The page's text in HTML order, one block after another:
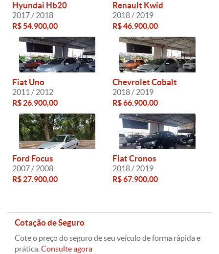
Hyundai Hb20
2017 / 2018
R$ 54.900,00
Renault Kwid
2018 / 2019
R$ 46.900,00
Fiat Uno
2011 / 2012
R$ 26.900,00
Chevrolet Cobalt
2018 / 2019
R$ 66.900,00
Ford Focus
2007 / 2008
R$ 27.900,00
Fiat Cronos
2018 / 2019
R$ 67.900,00
Cotação de Seguro
Cote o preço do seguro de seu veículo de forma rápida e
prática.Consulte agora